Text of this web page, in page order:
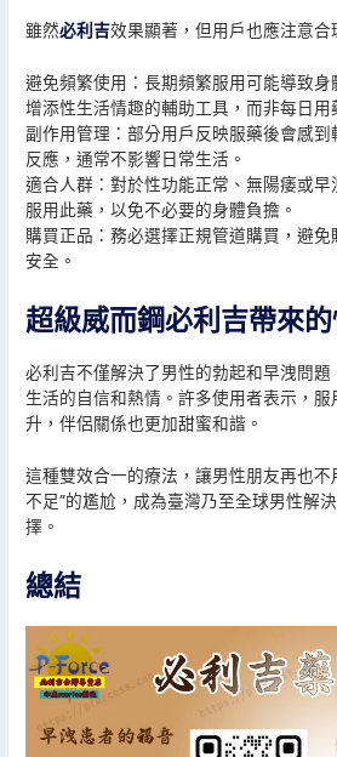
雖然必利吉效果顯著，但用戶也應注意合
避免頻繁使用：長期頻繁服用可能導致
增添性生活情趣的輔助工具，而非每日用
副作用管理：部分用戶反映服藥後會感
反應，通常不影響日常生活。
適合人群：對於性功能正常、無陽痿或
服用此藥，以免不必要的身體負擔。
購買正品：務必選擇正規管道購買，避
安全。
超級威而鋼必利吉帶來
必利吉不僅解決了男性的勃起和早洩問
生活的自信和熱情。許多使用者表示，
升，伴侶關係也更加甜蜜和諧。
這種雙效合一的療法，讓男性朋友再也不
不足”的尷尬，成為臺灣乃至全球男性解
擇。
總結